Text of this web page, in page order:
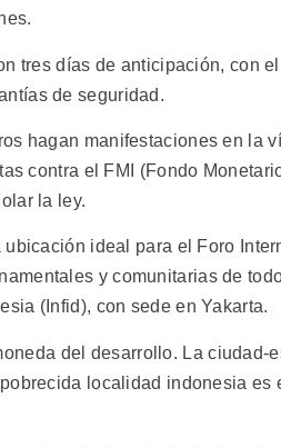
tres días de anticipación, con
de seguridad.
hagan manifestaciones en la
contra el FMI (Fondo
la ley.
ideal para el Foro
y comunitarias de
(Infid), con sede en Yakarta.
del desarrollo. La ciudad-
localidad indonesia es